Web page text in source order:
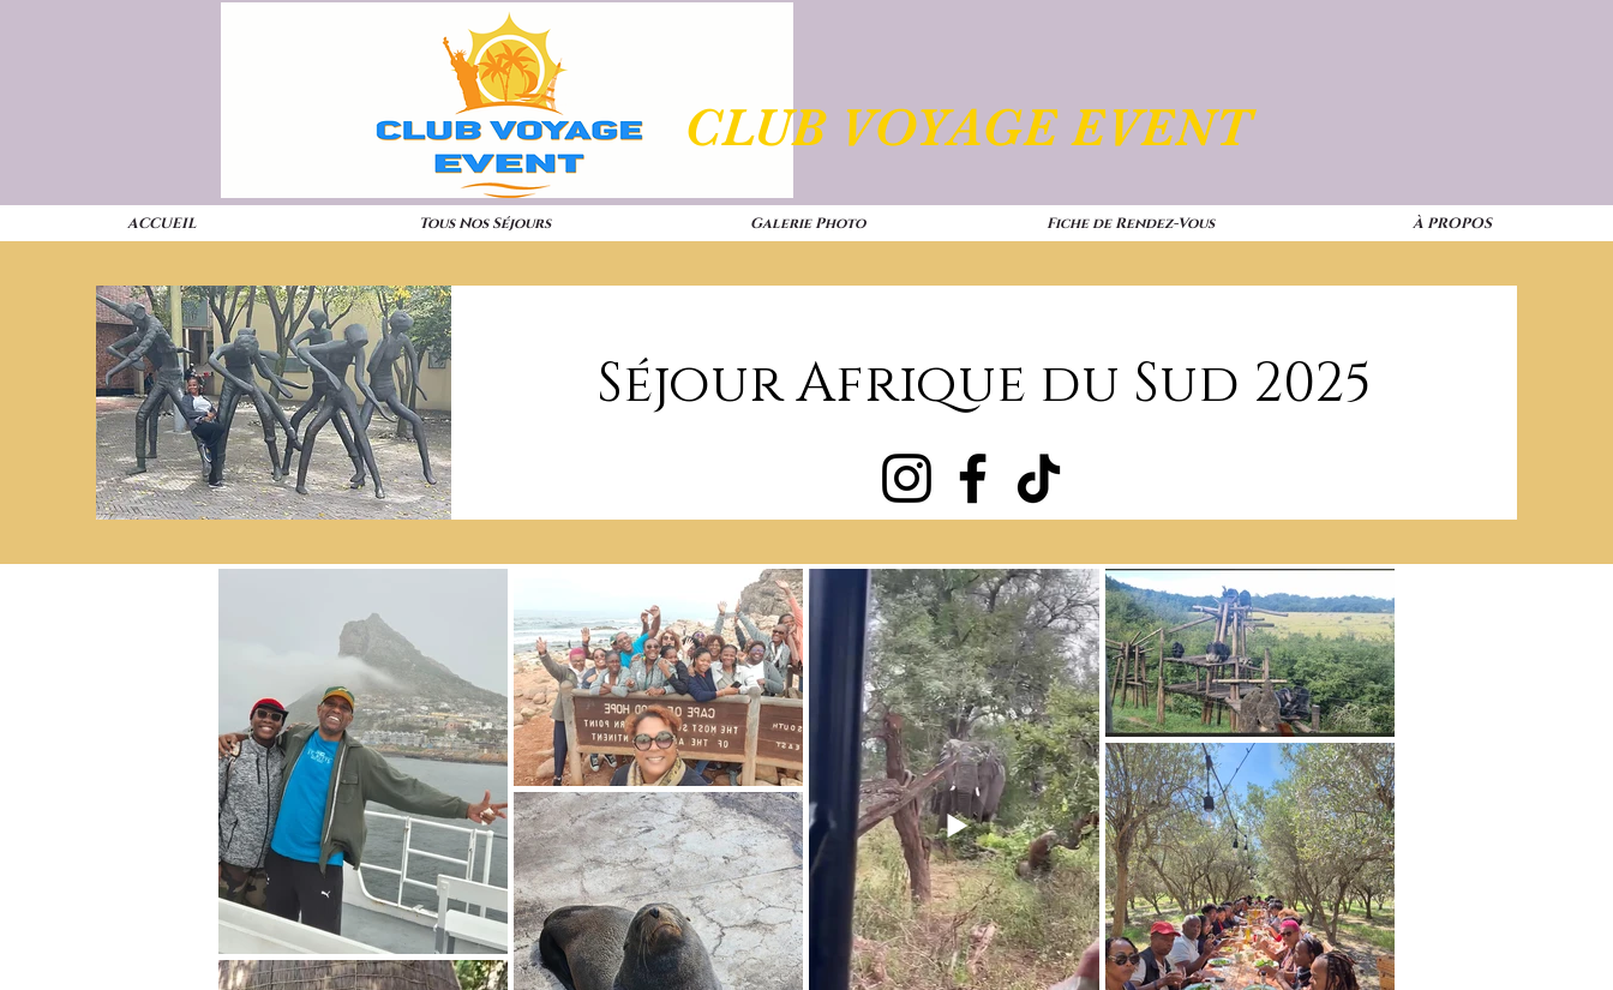
CLUB VOYAGE EVENT
ACCUEIL Tous Nos Séjours Galerie Photo Fiche de Rendez-Vous À PROPOS
Séjour Afrique du Sud 2025